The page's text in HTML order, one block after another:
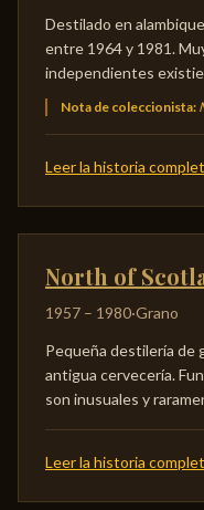
Destilado en
entre 1964 y 1981.
independientes
Nota de coleccionista:
Leer la historia
North of
1957 – 1980·Grano
Pequeña destilería de
antigua cervecería.
son inusuales y
Leer la historia